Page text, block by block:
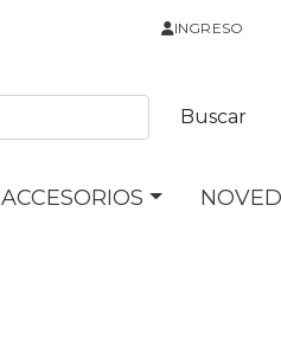
INGRESO
ACCESORIOS